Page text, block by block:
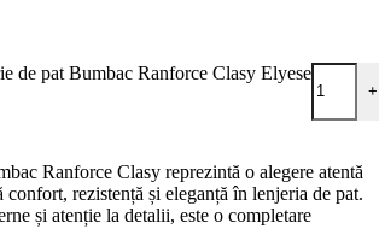
de pat Bumbac Ranforce Clasy Elyese
+
Ranforce Clasy reprezintă o alegere atentă
confort, rezistență și eleganță în lenjeria de pat.
și atenție la detalii, este o completare